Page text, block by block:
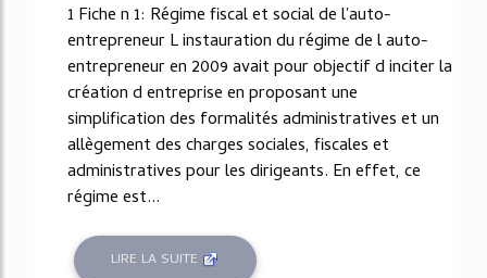
1 Fiche n 1: Régime fiscal et social de l'auto-
entrepreneur L instauration du régime de l auto-
entrepreneur en 2009 avait pour objectif d inciter la
création d entreprise en proposant une
simplification des formalités administratives et un
allègement des charges sociales, fiscales et
administratives pour les dirigeants. En effet, ce
régime est...
LIRE LA SUITE